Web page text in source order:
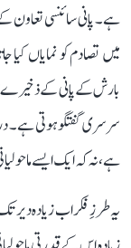
ہے۔ پانی سائنسی تعاون
میں تصادم کو نمایاں کیا
بارش کے پانی کے ذخیرے
سرسری گفتگو ہوتی ہے۔
ہے، نہ کہ ایک ایسے
یہ طرزِ فکر اب زیادہ دیر